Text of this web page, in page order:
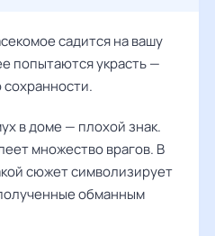
садится на вашу
попытаются украсть —
сохранности.
в доме — плохой знак.
множество врагов. В
сюжет символизирует
обманным